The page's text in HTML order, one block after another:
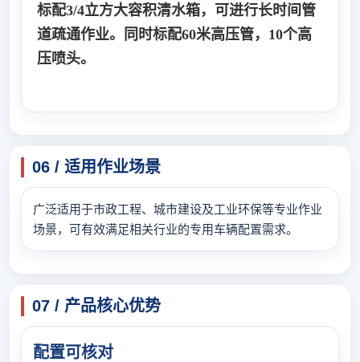
标配3/4立方大容积清水箱，可进行长时间管
道疏通作业。同时标配60米高压管，10个高
压喷头。
06 / 适用作业场景
广泛适用于市政工程、城市建设及工业环保等专业作业
场景，可有效满足相关行业的专用车辆配置需求。
07 / 产品核心优势
配置可核对